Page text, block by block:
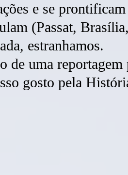
e se
(Passat,
estranhamos.
de uma reportagem
gosto pela